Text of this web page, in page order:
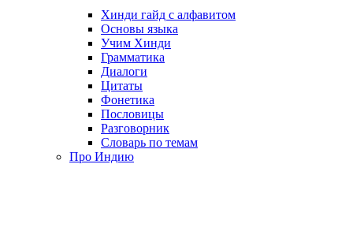
Хинди гайд с алфавитом
Основы языка
Учим Хинди
Грамматика
Диалоги
Цитаты
Фонетика
Пословицы
Разговорник
Словарь по темам
Про Индию